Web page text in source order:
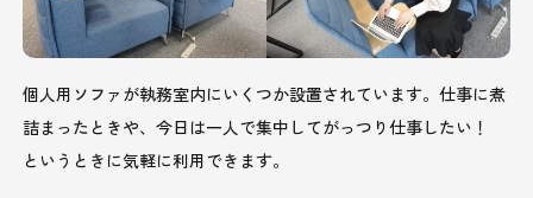
個人用ソファが執務室内にいくつか設置されています。仕事に煮
詰まったときや、今日は一人で集中してがっつり仕事したい！
というときに気軽に利用できます。